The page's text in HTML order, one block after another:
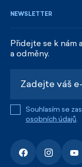
NEWSLETTER
Přidejte se k nám
a odměny.
Souhlasím se
osobních údajů.